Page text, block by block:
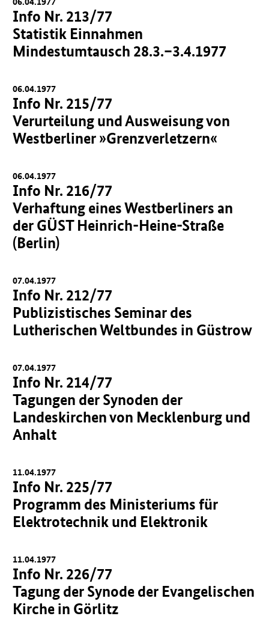
Info Nr. 213/77
Statistik Einnahmen
Mindestumtausch 28.3.–3.4.1977
06.04.1977
Info Nr. 215/77
Verurteilung und Ausweisung von
Westberliner »Grenzverletzern«
06.04.1977
Info Nr. 216/77
Verhaftung eines Westberliners an
der GÜST Heinrich-Heine-Straße
(Berlin)
07.04.1977
Info Nr. 212/77
Publizistisches Seminar des
Lutherischen Weltbundes in Güstrow
07.04.1977
Info Nr. 214/77
Tagungen der Synoden der
Landeskirchen von Mecklenburg und
Anhalt
11.04.1977
Info Nr. 225/77
Programm des Ministeriums für
Elektrotechnik und Elektronik
11.04.1977
Info Nr. 226/77
Tagung der Synode der Evangelischen
Kirche in Görlitz